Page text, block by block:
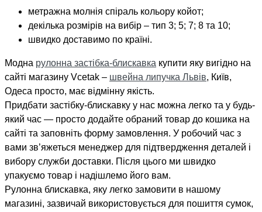
метражна молнія спіраль кольору койот;
декілька розмірів на вибір – тип 3; 5; 7; 8 та 10;
швидко доставимо по країні.
Модна рулонна застібка-блискавка купити яку вигідно на
сайті магазину Vcetak – швейна липучка Львів, Київ,
Одеса просто, має відмінну якість.
Придбати застібку-блискавку у нас можна легко та у будь-
який час — просто додайте обраний товар до кошика на
сайті та заповніть форму замовлення. У робочий час з
вами зв’яжеться менеджер для підтвердження деталей і
вибору служби доставки. Після цього ми швидко
упакуємо товар і надішлемо його вам.
Рулонна блискавка, яку легко замовити в нашому
магазині, зазвичай використовується для пошиття сумок,